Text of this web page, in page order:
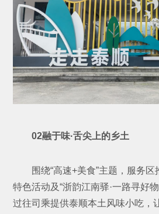
02融于味·舌尖上的乡土
围绕“高速+美食”主题，服务区
特色活动及“浙韵江南驿·一路寻好
过往司乘提供泰顺本土风味小吃，